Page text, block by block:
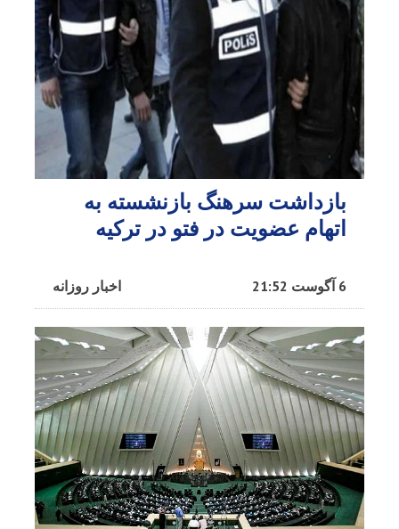
بازداشت سرهنگ بازنشسته به
اتهام عضویت در فتو در ترکیه
اخبار روزانه 6 آگوست 21:52